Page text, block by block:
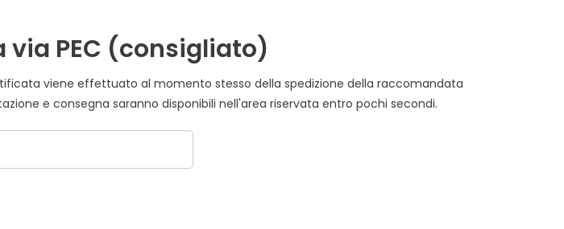
PEC (consigliato)
dell'invio viene notificata via email e le buste di accettazione e consegna saranno disponibili nell'area riservata entro pochi secondi.